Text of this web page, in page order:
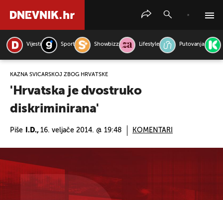
Vijesti Sport Showbizz Lifestyle Putovanja
KAZNA ŠVICARSKOJ ZBOG HRVATSKE
'Hrvatska je dvostruko
diskriminirana'
Piše I.D., 16. veljače 2014. @ 19:48 KOMENTARI
PRETRAŽITE VIJESTI